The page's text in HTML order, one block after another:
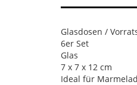
Glasdosen /
6er Set
Glas
7 x 7 x 12 cm
Ideal für